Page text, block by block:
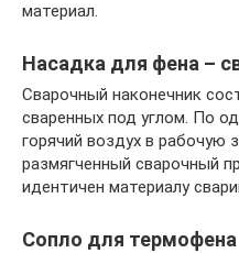
материал.
Насадка для фена –
Сварочный наконечник
сваренных под углом. По
горячий воздух в рабочую
размягченный сварочный
идентичен материалу
Сопло для термофена